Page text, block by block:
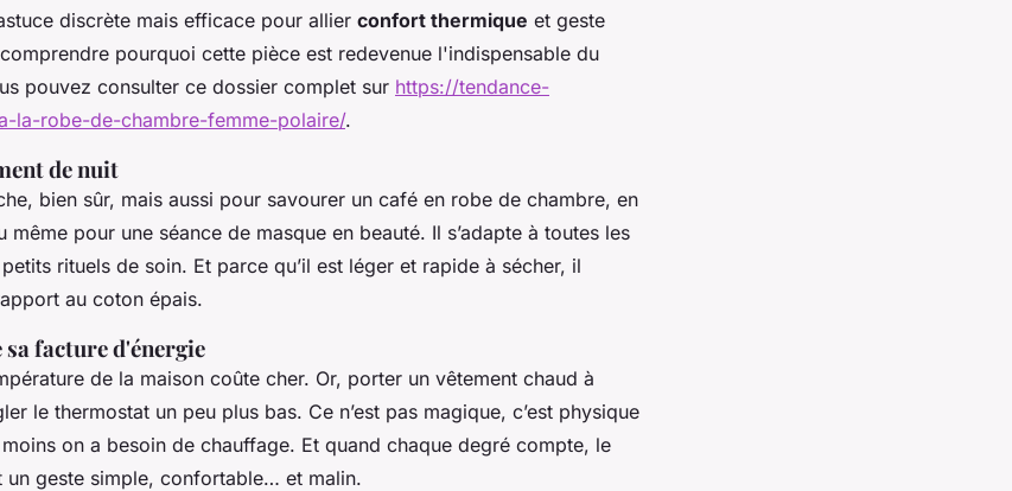
discrète mais efficace pour allier confort thermique et geste
pourquoi cette pièce est redevenue l'indispensable du
pouvez consulter ce dossier complet sur https://tendance-
la-robe-de-chambre-femme-polaire/.
de nuit
bien sûr, mais aussi pour savourer un café en robe de chambre, en
même pour une séance de masque en beauté. Il s’adapte à toutes les
rituels de soin. Et parce qu’il est léger et rapide à sécher, il
au coton épais.
facture d'énergie
de la maison coûte cher. Or, porter un vêtement chaud à
le thermostat un peu plus bas. Ce n’est pas magique, c’est physique
on a besoin de chauffage. Et quand chaque degré compte, le
un geste simple, confortable… et malin.